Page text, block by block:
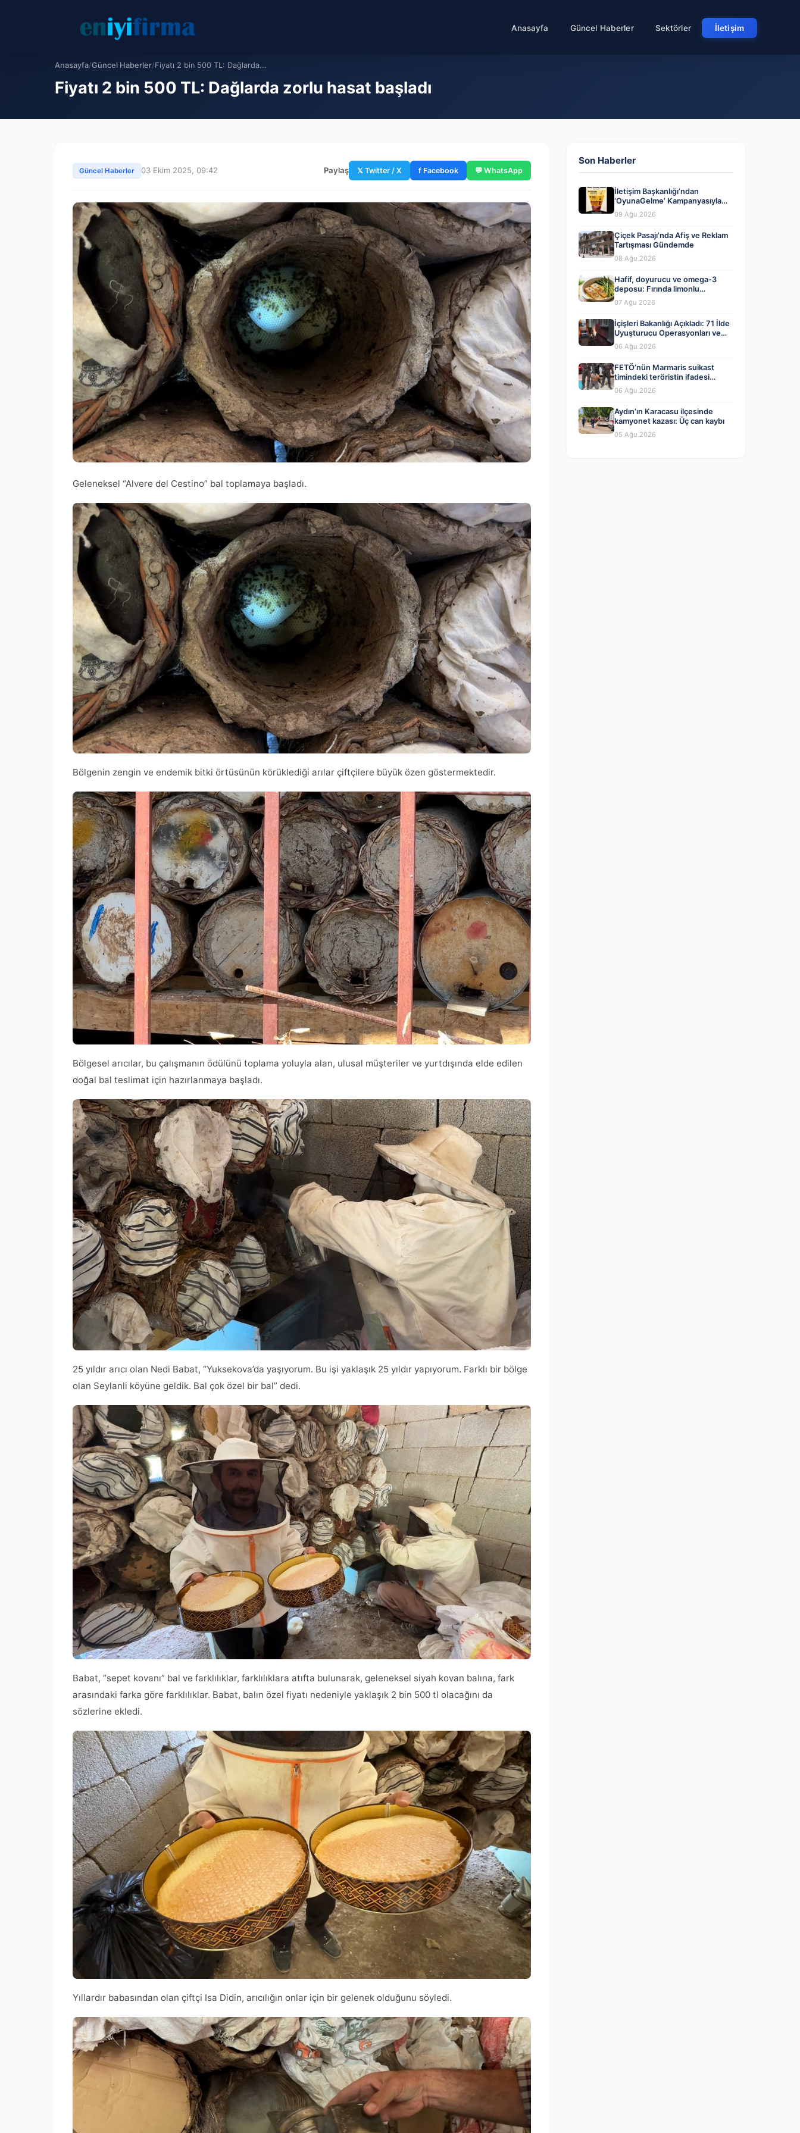
Anasayfa Güncel Haberler Sektörler İletişim
Anasayfa/Güncel Haberler/Fiyatı 2 bin 500 TL: Dağlarda...
Fiyatı 2 bin 500 TL: Dağlarda zorlu hasat başladı
Güncel Haberler 03 Ekim 2025, 09:42 Paylaş 𝕏 Twitter / X f Facebook 💬 WhatsApp
Geleneksel “Alvere del Cestino” bal toplamaya başladı.
Bölgenin zengin ve endemik bitki örtüsünün körüklediği arılar çiftçilere büyük özen göstermektedir.
Bölgesel arıcılar, bu çalışmanın ödülünü toplama yoluyla alan, ulusal müşteriler ve yurtdışında elde edilen
doğal bal teslimat için hazırlanmaya başladı.
25 yıldır arıcı olan Nedi Babat, “Yuksekova’da yaşıyorum. Bu işi yaklaşık 25 yıldır yapıyorum. Farklı bir bölge
olan Seylanli köyüne geldik. Bal çok özel bir bal” dedi.
Babat, “sepet kovanı” bal ve farklılıklar, farklılıklara atıfta bulunarak, geleneksel siyah kovan balına, fark
arasındaki farka göre farklılıklar. Babat, balın özel fiyatı nedeniyle yaklaşık 2 bin 500 tl olacağını da
sözlerine ekledi.
Yıllardır babasından olan çiftçi Isa Didin, arıcılığın onlar için bir gelenek olduğunu söyledi.
Son Haberler
İletişim Başkanlığı’ndan
‘OyunaGelme’ Kampanyasıyla
Farkındalık Artırılmaya Devam
Ediyor
09 Ağu 2026
Çiçek Pasajı’nda Afiş ve Reklam
Tartışması Gündemde
08 Ağu 2026
Hafif, doyurucu ve omega-3
deposu: Fırında limonlu
kuşkonmazlı somon tarifi…
07 Ağu 2026
İçişleri Bakanlığı Açıkladı: 71 İlde
Uyuşturucu Operasyonları ve
Tutuklamalar
06 Ağu 2026
FETÖ’nün Marmaris suikast
timindeki teröristin ifadesi
ortaya çıktı. Gizli toplantıyı
anlattı
06 Ağu 2026
Aydın’ın Karacasu ilçesinde
kamyonet kazası: Üç can kaybı
05 Ağu 2026